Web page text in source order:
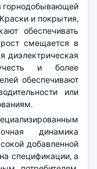
и покрытия,
обеспечивать
смещается в
диэлектрическая
и более
обеспечивают
или
динамика
добавленной
спецификации, а